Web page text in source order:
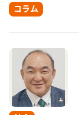
コラム